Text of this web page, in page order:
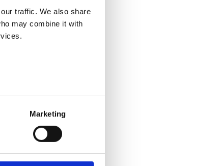
traffic. We also share
may combine it with
Marketing
sekä hakemisesta.
Oy, jotka tarjoavat